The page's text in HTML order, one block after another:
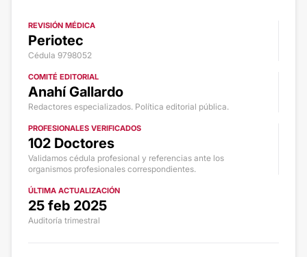
REVISIÓN MÉDICA
Periotec
Cédula 9798052
COMITÉ EDITORIAL
Anahí Gallardo
Redactores especializados. Política editorial pública.
PROFESIONALES VERIFICADOS
102 Doctores
Validamos cédula profesional y referencias ante los
organismos profesionales correspondientes.
ÚLTIMA ACTUALIZACIÓN
25 feb 2025
Auditoría trimestral